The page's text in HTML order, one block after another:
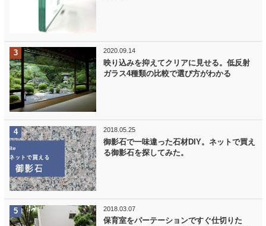
2020.09.14
映り込みを抑えてクリアに見せる。低反射
ガラス4種類の比較で選び方がわかる
2018.05.25
御影石で一味違った石材DIY。ネットで買え
る御影石を探してみた。
2018.03.07
保育室をパーテーションですぐ仕切りた